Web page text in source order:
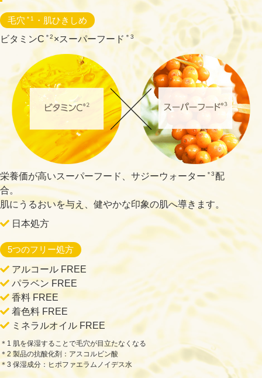
毛穴 ＊1
・肌ひきしめ
ビタミンC ＊2 ×スーパーフード ＊3
栄養価が高いスーパーフード、サジーウォーター ＊3 配
合。
肌にうるおいを与え、健やかな印象の肌へ導きます。
日本処方
5つのフリー処方
アルコール FREE
パラベン FREE
香料 FREE
着色料 FREE
ミネラルオイル FREE
＊1 肌を保湿することで毛穴が目立たなくなる
＊2 製品の抗酸化剤：アスコルビン酸
＊3 保湿成分：ヒポファエラムノイデス水